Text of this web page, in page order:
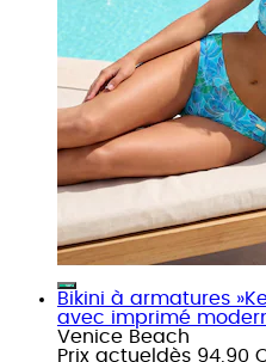
Bikini à armatures
avec imprimé
Venice Beach
Prix actuel dès 94.90